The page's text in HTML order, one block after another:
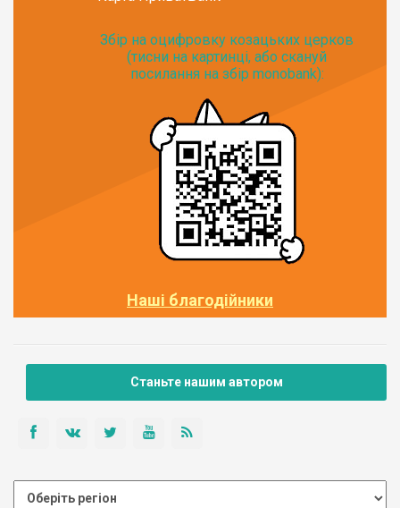
Збір на оцифровку козацьких церков
(тисни на картинці, або скануй
посилання на збір monobank):
Наші благодійники
Станьте нашим автором